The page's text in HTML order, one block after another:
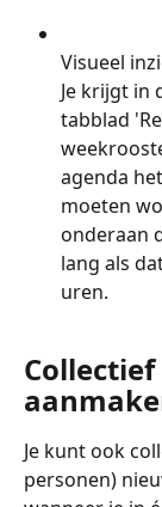
Visueel
Je krijgt in
tabblad
agenda
moeten
onderaan
lang als
uren.
Je kunt ook
personen)